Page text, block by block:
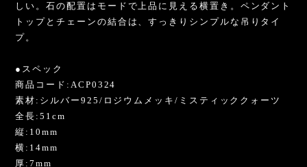
しい。石の配置はモードで上品に見える横置き。ペンダント
トップとチェーンの結合は、すっきりシンプルな吊りタイ
プ。
●スペック
商品コード:ACP0324
素材:シルバー925/ロジウムメッキ/ミスティッククォーツ
全長:51cm
縦:10mm
横:14mm
厚:7mm